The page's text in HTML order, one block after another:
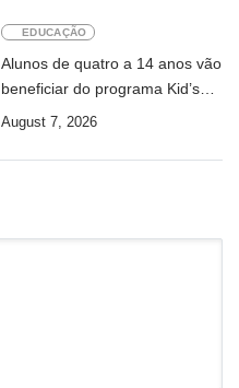
EDUCAÇÃO
Alunos de quatro a 14 anos vão
beneficiar do programa Kid’s
Athletics
August 7, 2026